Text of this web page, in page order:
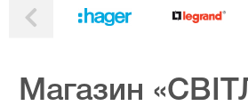
Магазин